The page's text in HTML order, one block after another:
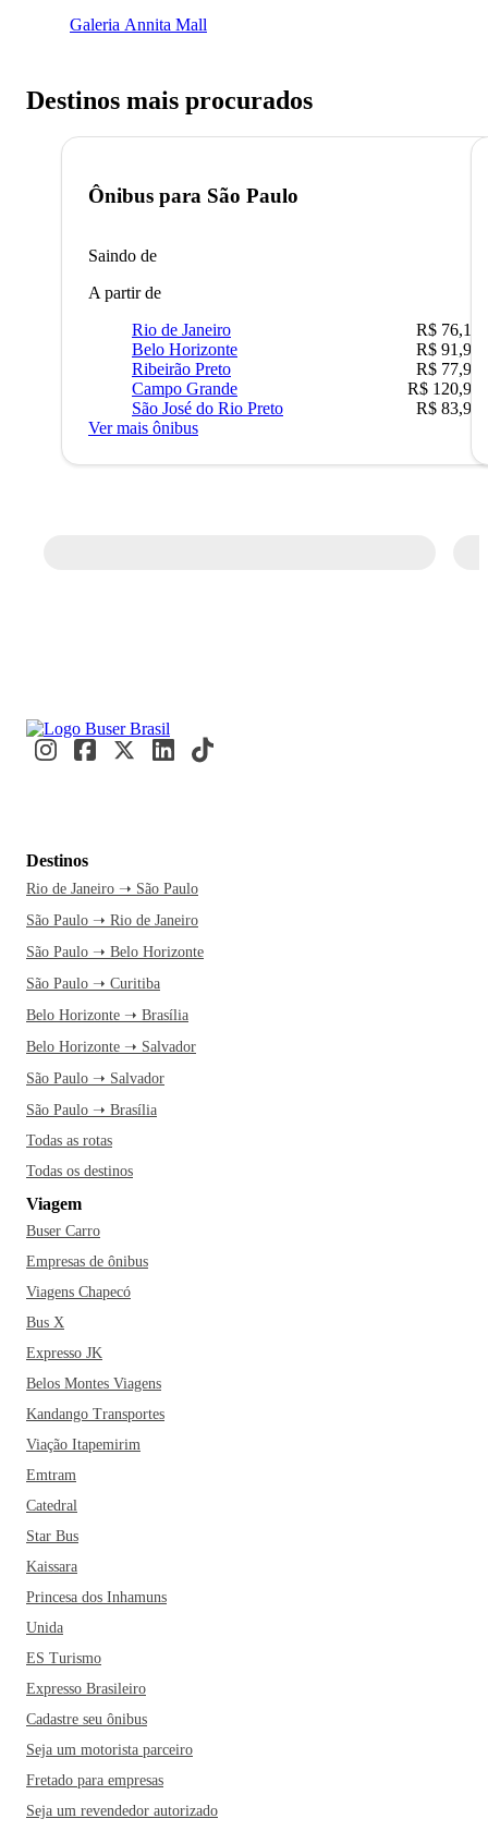
Galeria Annita Mall
Destinos mais procurados
Ônibus para São Paulo
Saindo de
A partir de
Rio de Janeiro
R$ 76,10
Belo Horizonte
R$ 91,90
Ribeirão Preto
R$ 77,90
Campo Grande
R$ 120,90
São José do Rio Preto
R$ 83,90
Ver mais ônibus
Destinos
Rio de Janeiro ➝ São Paulo
São Paulo ➝ Rio de Janeiro
São Paulo ➝ Belo Horizonte
São Paulo ➝ Curitiba
Belo Horizonte ➝ Brasília
Belo Horizonte ➝ Salvador
São Paulo ➝ Salvador
São Paulo ➝ Brasília
Todas as rotas
Todas os destinos
Viagem
Buser Carro
Empresas de ônibus
Viagens Chapecó
Bus X
Expresso JK
Belos Montes Viagens
Kandango Transportes
Viação Itapemirim
Emtram
Catedral
Star Bus
Kaissara
Princesa dos Inhamuns
Unida
ES Turismo
Expresso Brasileiro
Cadastre seu ônibus
Seja um motorista parceiro
Fretado para empresas
Seja um revendedor autorizado